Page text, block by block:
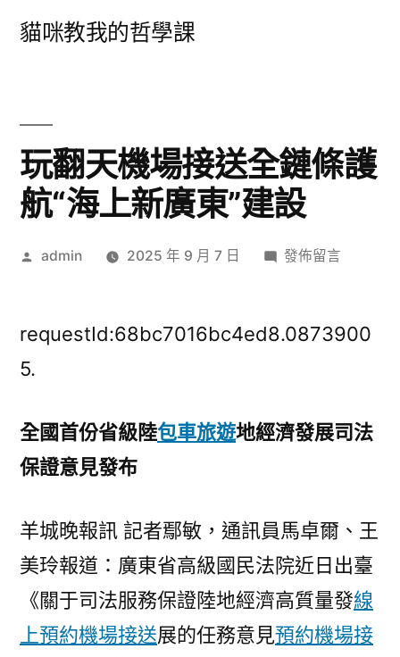
貓咪教我的哲學課
玩翻天機場接送全鏈條護
航“海上新廣東”建設
作
admin 2025 年 9 月 7 日
在
天
送
護
航
“海
上
新
發佈留言
requestId:68bc7016bc4ed8.0873900
5.
全國首份省級陸包車旅遊地經濟發展司法
保證意見發布
羊城晚報訊 記者鄢敏，通訊員馬卓爾、王
美玲報道：廣東省高級國民法院近日出臺
《關于司法服務保證陸地經濟高質量發線
上預約機場接送展的任務意見預約機場接